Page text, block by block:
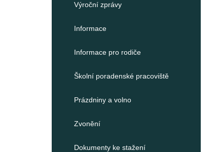
Výroční zprávy
Informace
Informace pro rodiče
Školní poradenské pracoviště
Prázdniny a volno
Zvonění
Dokumenty ke stažení